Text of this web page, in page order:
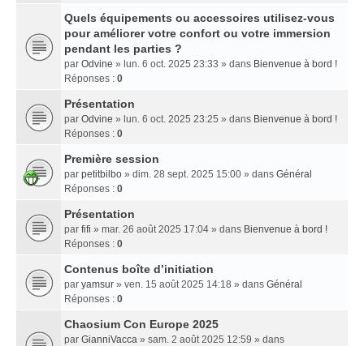
Quels équipements ou accessoires utilisez-vous
pour améliorer votre confort ou votre immersion
pendant les parties ?
par Odvine » lun. 6 oct. 2025 23:33 » dans Bienvenue à bord !
Réponses : 0
Présentation
par Odvine » lun. 6 oct. 2025 23:25 » dans Bienvenue à bord !
Réponses : 0
Première session
par petitbilbo » dim. 28 sept. 2025 15:00 » dans Général
Réponses : 0
Présentation
par fifi » mar. 26 août 2025 17:04 » dans Bienvenue à bord !
Réponses : 0
Contenus boîte d’initiation
par yamsur » ven. 15 août 2025 14:18 » dans Général
Réponses : 0
Chaosium Con Europe 2025
par GianniVacca » sam. 2 août 2025 12:59 » dans